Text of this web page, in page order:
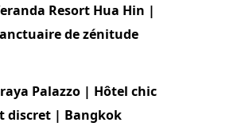
Resort Hua Hin |
de zénitude
Palazzo | Hôtel chic
discret | Bangkok